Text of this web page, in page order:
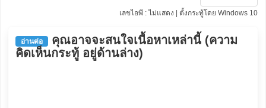
เลขไอพี : ไม่แสดง | ตั้งกระทู้โดย Windows 10
อ่านต่อ
คุณอาจจะสนใจเนื้อหาเหล่านี้ (ความ
คิดเห็นกระทู้ อยู่ด้านล่าง)